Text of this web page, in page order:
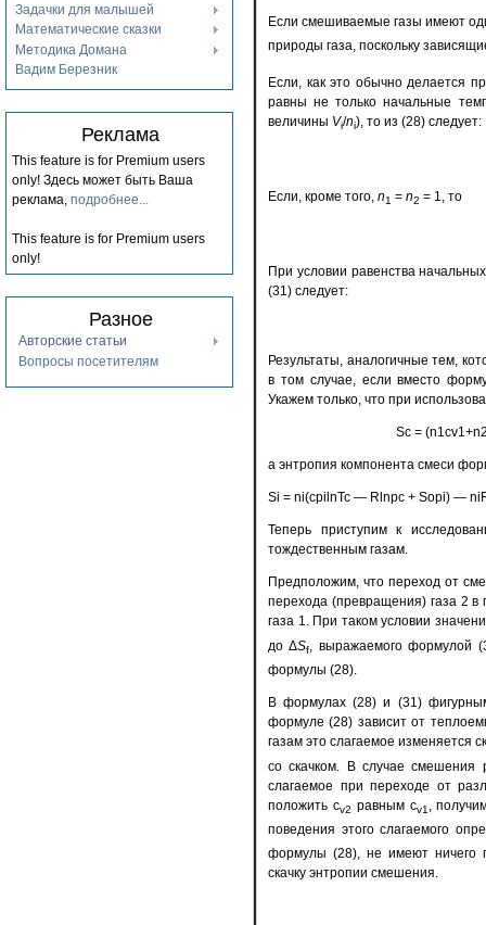
Задачки для малышей
Математические сказки
Методика Домана
Вадим Березник
Реклама
This feature is for Premium users
only! Здесь может быть Ваша
реклама, подробнее...
This feature is for Premium users
only!
Разное
Авторские статьи
Вопросы посетителям
Если смешиваемые газы имеют
природы газа, поскольку
Если, как это обычно делается
равны не только начальные
величины Vi/ni), то из (28) следует:
Если, кроме того, n1 = n2 = 1, то
При условии равенства
(31) следует:
Результаты, аналогичные тем,
в том случае, если вместо
Укажем только, что при
Sс =
а энтропия компонента смеси
Si = ni(cpilnTc — Rlnpс + Sоpi) —
Теперь приступим к
тождественным газам.
Предположим, что переход от
перехода (превращения) газа 2
газа 1. При таком условии
до ΔSf
, выражаемого формулой
формулы (28).
В формулах (28) и (31)
формуле (28) зависит от
газам это слагаемое изменяется
со скачком. В случае смешения
слагаемое при переходе от
положить cv2 равным cv1
,
поведения этого слагаемого
формулы (28), не имеют ничего
скачку энтропии смешения.